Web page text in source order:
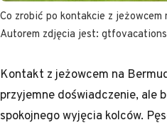
Co zrobić po kontakcie z jeżowcem
Autorem zdjęcia jest:
Kontakt z jeżowcem na
przyjemne doświadczenie, ale
spokojnego wyjęcia kolców.